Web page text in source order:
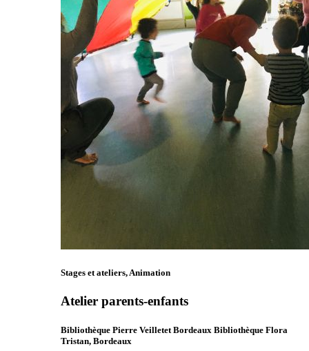
Stages et ateliers, Animation
Atelier parents-enfants
Bibliothèque Pierre Veilletet Bordeaux Bibliothèque Flora
Tristan, Bordeaux